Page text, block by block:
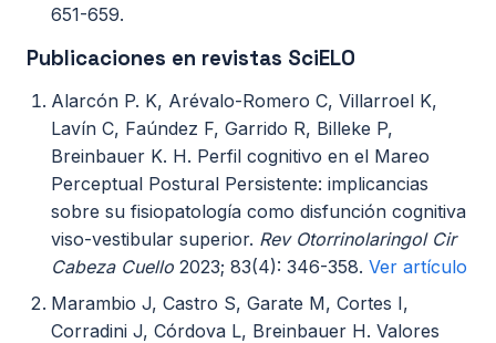
651-659.
Publicaciones en revistas SciELO
Alarcón P. K, Arévalo-Romero C, Villarroel K,
Lavín C, Faúndez F, Garrido R, Billeke P,
Breinbauer K. H. Perfil cognitivo en el Mareo
Perceptual Postural Persistente: implicancias
sobre su fisiopatología como disfunción cognitiva
viso-vestibular superior. Rev Otorrinolaringol Cir
Cabeza Cuello 2023; 83(4): 346-358. Ver artículo
Marambio J, Castro S, Garate M, Cortes I,
Corradini J, Córdova L, Breinbauer H. Valores